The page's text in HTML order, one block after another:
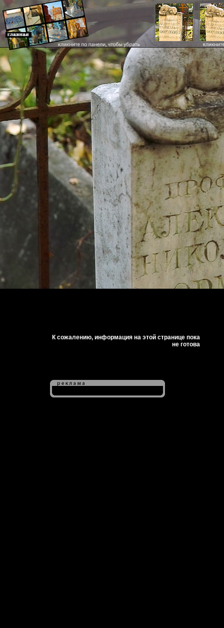
К сожалению, информация на этой странице пока
не готова